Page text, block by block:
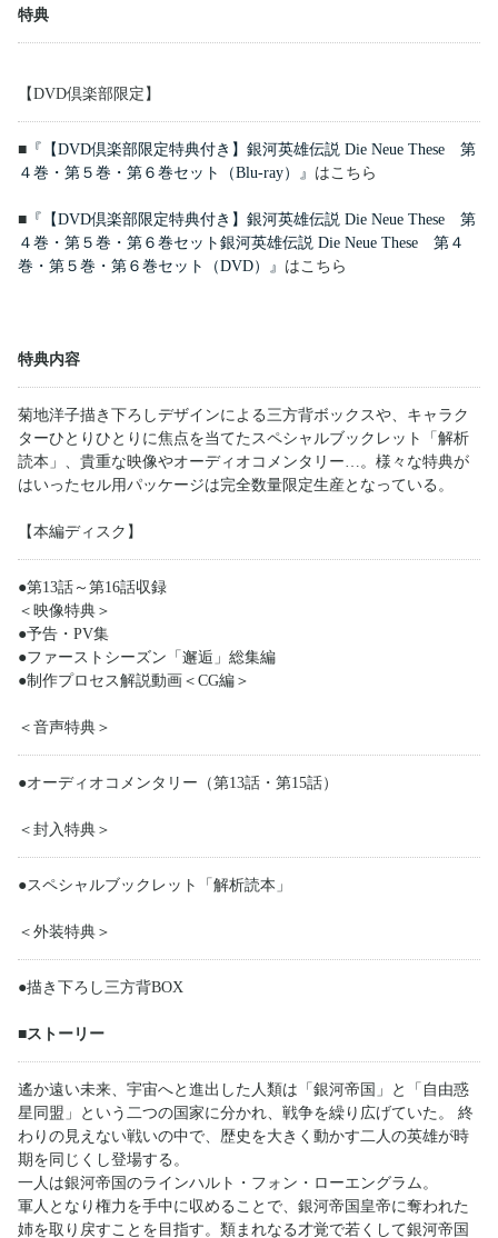
特典
【DVD倶楽部限定】
■ 『【DVD倶楽部限定特典付き】銀河英雄伝説 Die Neue These 第
４巻・第５巻・第６巻セット（Blu-ray）』 はこちら
■ 『【DVD倶楽部限定特典付き】銀河英雄伝説 Die Neue These 第
４巻・第５巻・第６巻セット銀河英雄伝説 Die Neue These 第４
巻・第５巻・第６巻セット（DVD）』 はこちら
特典内容
菊地洋子描き下ろしデザインによる三方背ボックスや、キャラク
ターひとりひとりに焦点を当てたスペシャルブックレット「解析
読本」、貴重な映像やオーディオコメンタリー…。様々な特典が
はいったセル用パッケージは完全数量限定生産となっている。
【本編ディスク】
●第13話～第16話収録
＜映像特典＞
●予告・PV集
●ファーストシーズン「邂逅」総集編
●制作プロセス解説動画＜CG編＞
＜音声特典＞
●オーディオコメンタリー（第13話・第15話）
＜封入特典＞
●スペシャルブックレット「解析読本」
＜外装特典＞
●描き下ろし三方背BOX
■ストーリー
遙か遠い未来、宇宙へと進出した人類は「銀河帝国」と「自由惑
星同盟」という二つの国家に分かれ、戦争を繰り広げていた。 終
わりの見えない戦いの中で、歴史を大きく動かす二人の英雄が時
期を同じくし登場する。
一人は銀河帝国のラインハルト・フォン・ローエングラム。
軍人となり権力を手中に収めることで、銀河帝国皇帝に奪われた
姉を取り戻すことを目指す。類まれなる才覚で若くして銀河帝国